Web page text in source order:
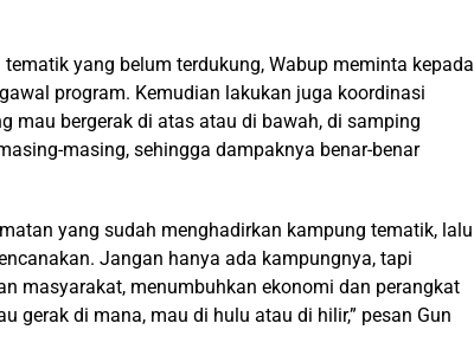
yang belum terdukung, Wabup meminta kepada
program. Kemudian lakukan juga koordinasi
mau bergerak di atas atau di bawah, di samping
masing, sehingga dampaknya benar-benar
yang sudah menghadirkan kampung tematik, lalu
Jangan hanya ada kampungnya, tapi
masyarakat, menumbuhkan ekonomi dan perangkat
gerak di mana, mau di hulu atau di hilir,” pesan Gun